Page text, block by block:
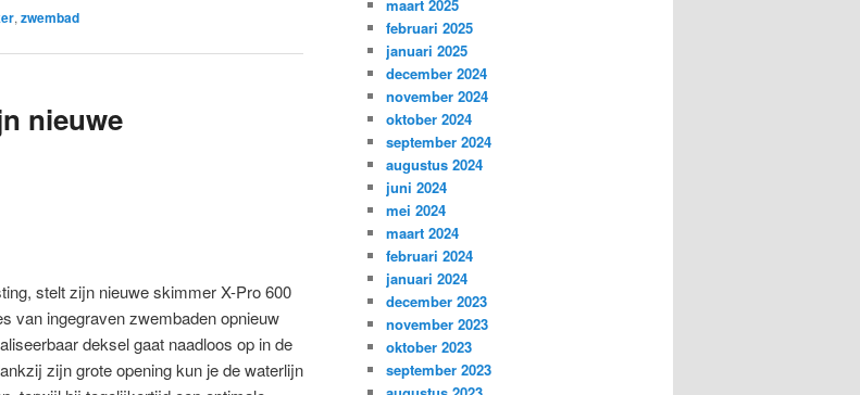
, zwembad
nieuwe
stelt zijn nieuwe skimmer X-Pro 600
van ingegraven zwembaden opnieuw
deksel gaat naadloos op in de
zijn grote opening kun je de waterlijn
maart 2025
februari 2025
januari 2025
december 2024
november 2024
oktober 2024
september 2024
augustus 2024
juni 2024
mei 2024
maart 2024
februari 2024
januari 2024
december 2023
november 2023
oktober 2023
september 2023